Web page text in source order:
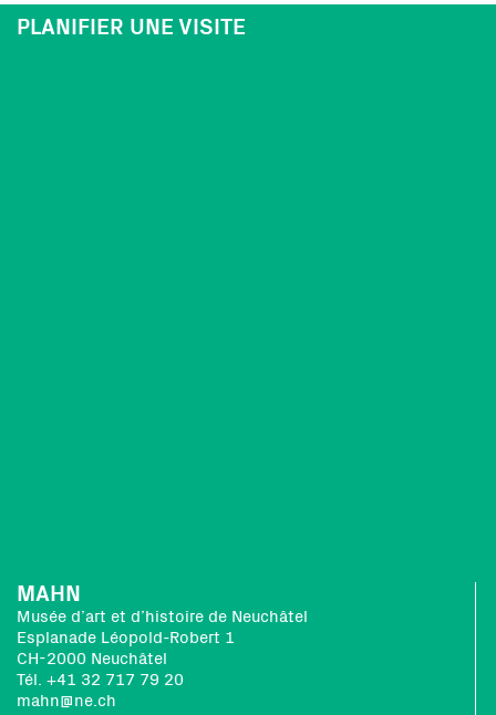
PLANIFIER UNE VISITE
MAHN
Musée d’art et d’histoire de Neuchâtel
Esplanade Léopold-Robert 1
CH-2000 Neuchâtel
Tél. +41 32 717 79 20
mahn@ne.ch